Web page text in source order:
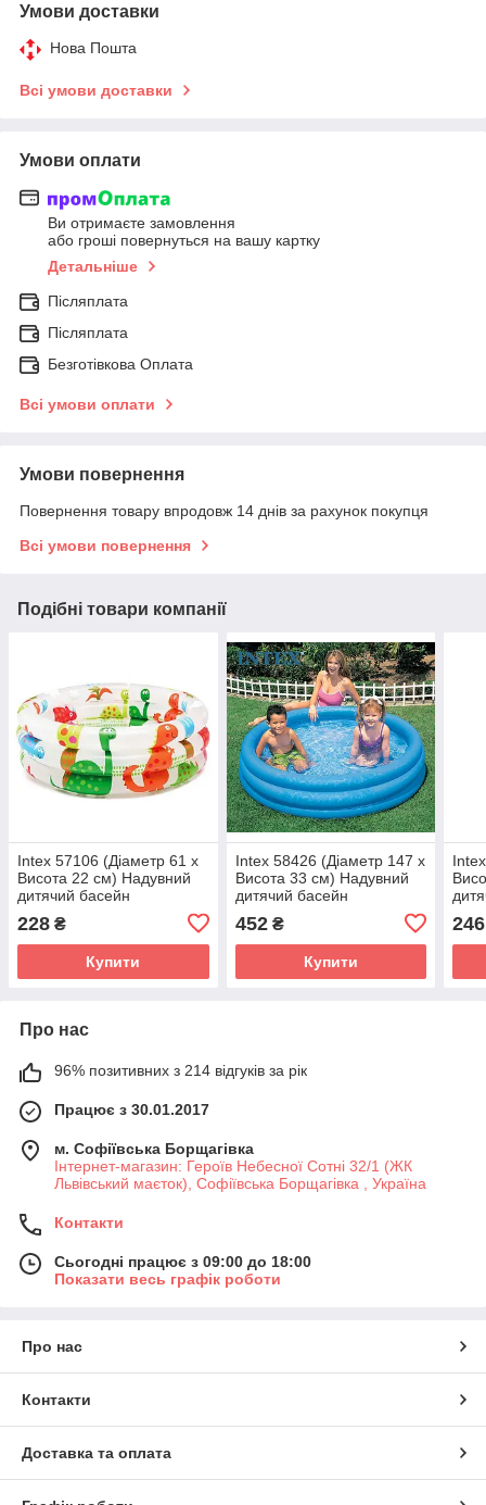
Умови доставки
Нова Пошта
Всі умови доставки
Умови оплати
Ви отримаєте замовлення
або гроші повернуться на вашу картку
Детальніше
Післяплата
Післяплата
Безготівкова Оплата
Всі умови оплати
Умови повернення
Повернення товару впродовж 14 днів за рахунок покупця
Всі умови повернення
Подібні товари компанії
Intex 57106 (Діаметр 61 x
Висота 22 см) Надувний
дитячий басейн
228 ₴
Купити
Intex 58426 (Діаметр 147 x
Висота 33 см) Надувний
дитячий басейн
452₴
Купити
246
Про нас
96% позитивних з 214 відгуків за рік
Працює з 30.01.2017
м. Софіївська Борщагівка
Інтернет-магазин: Героїв Небесної Сотні 32/1 (ЖК
Львівський маєток), Софіївська Борщагівка , Україна
Контакти
Сьогодні працює з 09:00 до 18:00
Показати весь графік роботи
Про нас
Контакти
Доставка та оплата